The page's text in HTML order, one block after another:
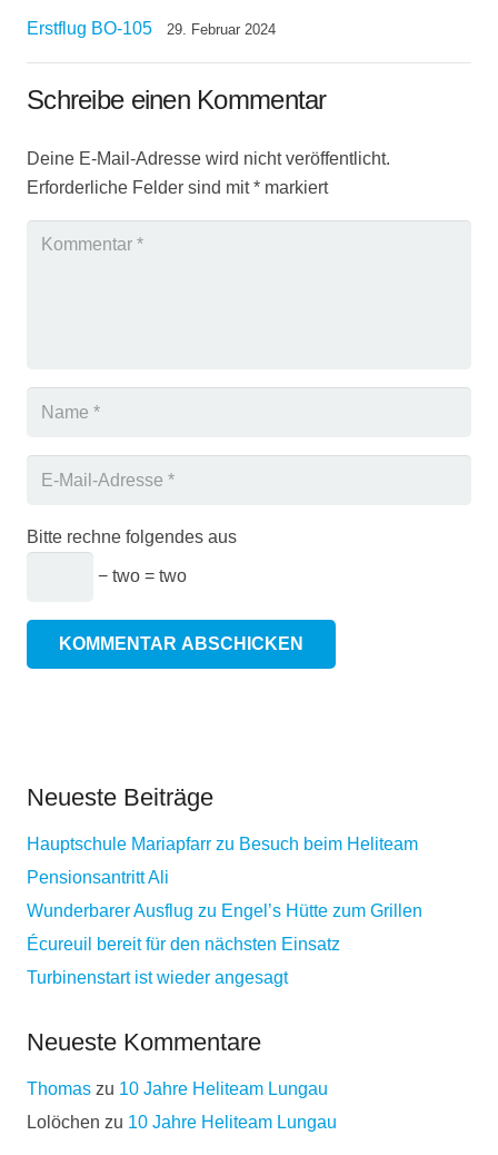
Erstflug BO-105 29. Februar 2024
Schreibe einen Kommentar
Deine E-Mail-Adresse wird nicht veröffentlicht.
Erforderliche Felder sind mit* markiert
Bitte rechne folgendes aus
− two = two
KOMMENTAR ABSCHICKEN
Neueste Beiträge
Hauptschule Mariapfarr zu Besuch beim Heliteam
Pensionsantritt Ali
Wunderbarer Ausflug zu Engel’s Hütte zum Grillen
Écureuil bereit für den nächsten Einsatz
Turbinenstart ist wieder angesagt
Neueste Kommentare
Thomas zu 10 Jahre Heliteam Lungau
Lolöchen zu 10 Jahre Heliteam Lungau